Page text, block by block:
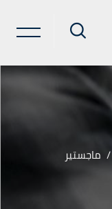
ماجستير